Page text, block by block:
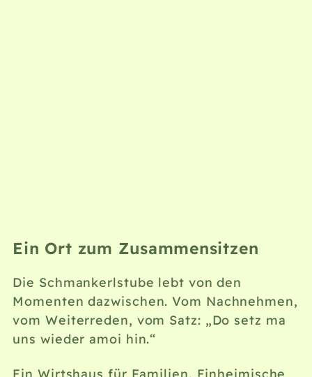
Ein Ort zum Zusammensitzen
Die Schmankerlstube lebt von den
Momenten dazwischen. Vom Nachnehmen,
vom Weiterreden, vom Satz: „Do setz ma
uns wieder amoi hin.“
Ein Wirtshaus für Familien, Einheimische